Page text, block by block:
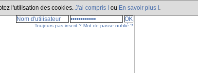
l'utilisation des cookies. J'ai compris ! ou En savoir plus !
Toujours pas inscrit ? Mot de passe oublié ?